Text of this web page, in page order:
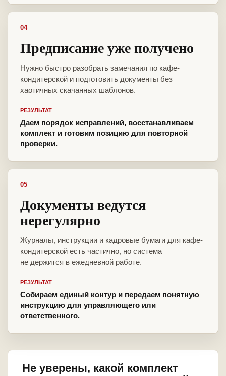
04
Предписание уже получено
Нужно быстро разобрать замечания по кафе-
кондитерской и подготовить документы без
хаотичных скачанных шаблонов.
РЕЗУЛЬТАТ
Даем порядок исправлений, восстанавливаем
комплект и готовим позицию для повторной
проверки.
05
Документы ведутся
нерегулярно
Журналы, инструкции и кадровые бумаги для кафе-
кондитерской есть частично, но система
не держится в ежедневной работе.
РЕЗУЛЬТАТ
Собираем единый контур и передаем понятную
инструкцию для управляющего или
ответственного.
Не уверены, какой комплект